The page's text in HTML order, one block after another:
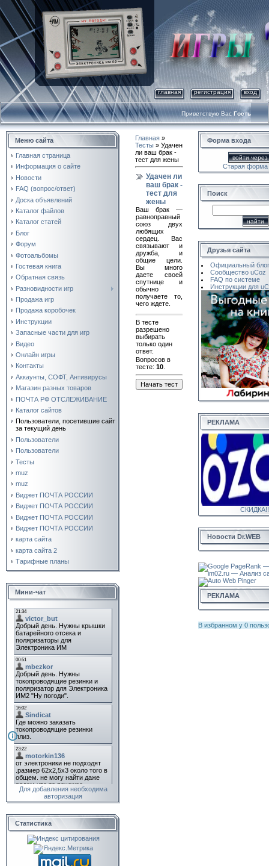
главная регистрация вход
Приветствую Вас Гость
Меню сайта
Главная страница
Информация о сайте
Новости
FAQ (вопрос/ответ)
Доска объявлений
Каталог файлов
Каталог статей
Блог
Форум
Фотоальбомы
Гостевая книга
Обратная связь
Разновидности игр
Продажа игр
Продажа коробочек
Инструкции
Запасные части для игр
Видео
Онлайн игры
Контакты
Аккаунты, СОФТ, Антивирусы
Магазин разных товаров
ПОЧТА РФ ОТСЛЕЖИВАНИЕ
Каталог сайтов
Пользователи, посетившие сайт
за текущий день
Пользователи
Пользователи
Тесты
muz
muz
Виджет ПОЧТА РОССИИ
Виджет ПОЧТА РОССИИ
Виджет ПОЧТА РОССИИ
Виджет ПОЧТА РОССИИ
карта сайта
карта сайта 2
Тарифные планы
Мини-чат
Для добавления необходима
авторизация
Статистика
Главная »
Тесты » Удачен
ли ваш брак -
тест для жены
Удачен ли
ваш брак -
тест для
жены
Ваш брак —
равноправный
союз двух
любящих
сердец. Вас
связывают и
дружба, и
общие цели.
Вы много
даете своей
спутнице и
обычно
получаете то,
чего ждете.
В тесте
разрешено
выбирать
только один
ответ.
Вопросов в
тесте: 10
Форма входа
войти
Старая форма
Поиск
Друзья сайта
Официальный блог
Сообщество uCoz
FAQ по системе
Инструкции для
РЕКЛАМА
Новости Dr.WEB
РЕКЛАМА
В избранном у 0